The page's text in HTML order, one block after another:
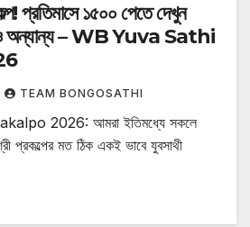
প্রতিমাসে ১৫০০ পেতে দেখুন
ও অন্যান্য – WB Yuva Sathi
TEAM BONGOSATHI
2026: আমরা ইতিমধ্যে সকলে
প্রকল্পের মত ঠিক একই ভাবে যুবসাথী